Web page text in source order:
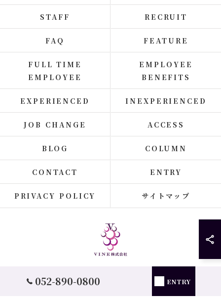
052-890-0800 ENTRY
STAFF RECRUIT
FAQ FEATURE
FULL TIME
EMPLOYEE
EMPLOYEE
BENEFITS
EXPERIENCED INEXPERIENCED
JOB CHANGE ACCESS
BLOG COLUMN
CONTACT ENTRY
PRIVACY POLICY サイトマップ
© 2026 愛知県名古屋のエンジニアの求人ならVINE株式会社 ALL RIGHTS
RESERVED.